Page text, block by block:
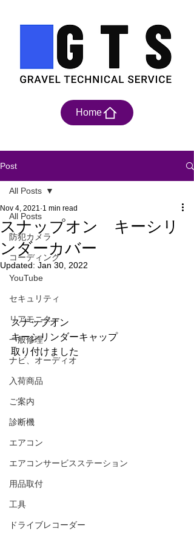
Home
Post
All Posts
防犯カメラ
コーディング
YouTube
セキュリティ
リアモニター
一般修理
ナビ、オーディオ
入荷商品
ご案内
診断機
エアコン
エアコンサービスステーション
用品取付
工具
ドライブレコーダー
All Posts
スナップオン キーシリ
ンダーカバー
Nov 4, 2021 1 min read
Updated: Jan 30, 2022
スナップオン
キーシリンダーキャップ
取り付けました